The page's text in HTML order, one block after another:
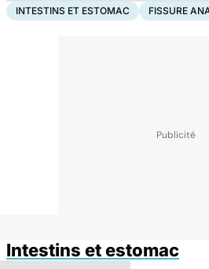
INTESTINS ET ESTOMAC FISSURE
Intestins et estomac